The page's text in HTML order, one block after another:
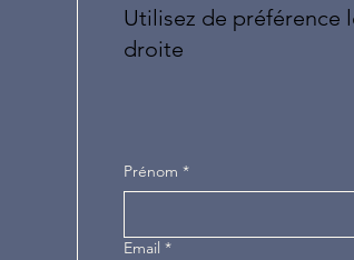
Prénom *
Email *
Utilisez de préférence
droite